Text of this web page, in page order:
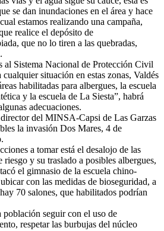
se dan inundaciones en el área y hace
estamos realizando una campaña,
realice el depósito de
que no lo tiren a las quebradas,
al Sistema Nacional de Protección Civil
situación en estas zonas, Valdés
habilitadas para albergues, la escuela
y la escuela de La Siesta”, habrá
adecuaciones.
del MINSA-Capsi de Las Garzas
la invasión Dos Mares, 4 de
a tomar está el desalojo de las
riesgo y su traslado a posibles albergues,
el gimnasio de la escuela chino-
con las medidas de bioseguridad, a
70 salones, que habilitados podrían
seguir con el uso de
respetar las burbujas del núcleo